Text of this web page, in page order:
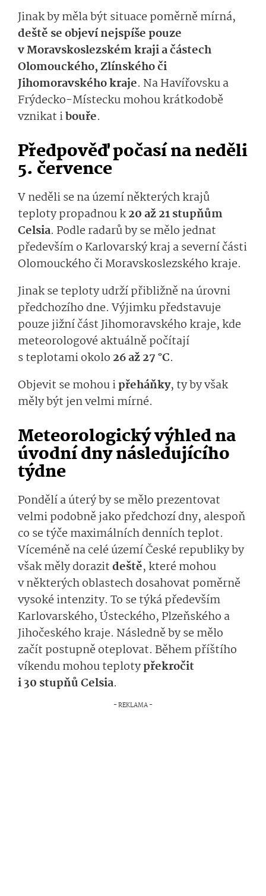
Jinak by měla být situace poměrně mírná,
deště se objeví nejspíše pouze
v Moravskoslezském kraji a částech
Olomouckého, Zlínského či
Jihomoravského kraje. Na Havířovsku a
Frýdecko-Místecku mohou krátkodobě
vznikat ibouře.
Předpověď počasí na neděli
5. července
V neděli se na území některých krajů
teploty propadnou k20 až 21 stupňům
Celsia. Podle radarů by se mělo jednat
především o Karlovarský kraj a severní části
Olomouckého či Moravskoslezského kraje.
Jinak se teploty udrží přibližně na úrovni
předchozího dne. Výjimku představuje
pouze jižní část Jihomoravského kraje, kde
meteorologové aktuálně počítají
s teplotami okolo 26 až 27 °C.
Objevit se mohou ipřeháňky, ty by však
měly být jen velmi mírné.
Meteorologický výhled na
úvodní dny následujícího
týdne
Pondělí a úterý by se mělo prezentovat
velmi podobně jako předchozí dny, alespoň
co se týče maximálních denních teplot.
Víceméně na celé území České republiky by
však měly dorazitdeště, které mohou
v některých oblastech dosahovat poměrně
vysoké intenzity. To se týká především
Karlovarského, Ústeckého, Plzeňského a
Jihočeského kraje. Následně by se mělo
začít postupně oteplovat. Během příštího
víkendu mohou teplotypřekročit
i 30 stupňů Celsia.